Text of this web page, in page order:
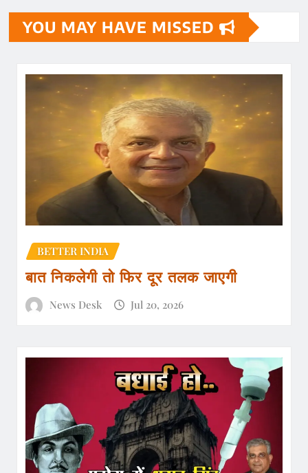
YOU MAY HAVE MISSED
BETTER INDIA
बात निकलेगी तो फिर दूर तलक जाएगी
News Desk Jul 20, 2026